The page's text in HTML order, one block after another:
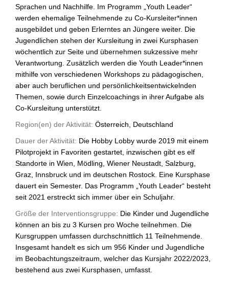
Sprachen und Nachhilfe. Im Programm „Youth Leader“
werden ehemalige Teilnehmende zu Co-Kursleiter*innen
ausgebildet und geben Erlerntes an Jüngere weiter. Die
Jugendlichen stehen der Kursleitung in zwei Kursphasen
wöchentlich zur Seite und übernehmen sukzessive mehr
Verantwortung. Zusätzlich werden die Youth Leader*innen
mithilfe von verschiedenen Workshops zu pädagogischen,
aber auch beruflichen und persönlichkeitsentwickelnden
Themen, sowie durch Einzelcoachings in ihrer Aufgabe als
Co-Kursleitung unterstützt.
Region(en) der Aktivität: Österreich, Deutschland
Dauer der Aktivität: Die Hobby Lobby wurde 2019 mit einem
Pilotprojekt in Favoriten gestartet, inzwischen gibt es elf
Standorte in Wien, Mödling, Wiener Neustadt, Salzburg,
Graz, Innsbruck und im deutschen Rostock. Eine Kursphase
dauert ein Semester. Das Programm „Youth Leader“ besteht
seit 2021 erstreckt sich immer über ein Schuljahr.
Größe der Interventionsgruppe: Die Kinder und Jugendliche
können an bis zu 3 Kursen pro Woche teilnehmen. Die
Kursgruppen umfassen durchschnittlich 11 Teilnehmende.
Insgesamt handelt es sich um 956 Kinder und Jugendliche
im Beobachtungszeitraum, welcher das Kursjahr 2022/2023,
bestehend aus zwei Kursphasen, umfasst.